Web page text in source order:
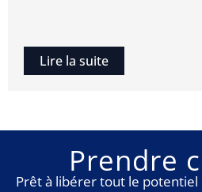
Lire la suite
Prendre
Prêt à libérer tout le potentiel